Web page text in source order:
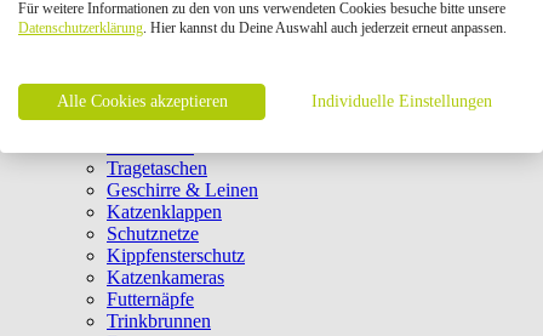
Intelligenzspielzeug
Laserpointer & Elektrospielzeug
Clicker & Target Sticks für Katzen
Weiteres Katzenspielzeug
Transportboxen
Tragetaschen
Geschirre & Leinen
Katzenklappen
Schutznetze
Kippfensterschutz
Katzenkameras
Futternäpfe
Trinkbrunnen
Für weitere Informationen zu den von uns verwendeten Cookies besuche bitte unsere
Datenschutzerklärung. Hier kannst du Deine Auswahl auch jederzeit erneut anpassen.
Alle Cookies akzeptieren Individuelle Einstellungen